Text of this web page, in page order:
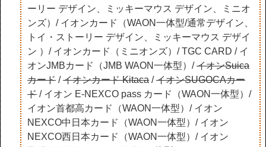
ーリー デザイン、ミッキーマウス デザイン、ミニオ
ンズ）/ イオンカード（WAON一体型/通常デザイン、
トイ・ストーリー デザイン、ミッキーマウス デザイ
ン ）/ イオンカード（ミニオンズ）/ TGC CARD / イ
オンJMBカード（JMB WAON一体型）/イオンSuica
カード /イオンカード Kitaca /イオンSUGOCAカー
ド / イオン E-NEXCO pass カード（WAON一体型）/
イオン首都高カード（WAON一体型）/ イオン
NEXCO中日本カード（WAON一体型）/ イオン
NEXCO西日本カード（WAON一体型）/ イオン